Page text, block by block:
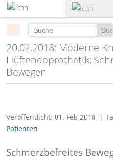
zum
Hauptinhalt
Suchen
20.02.2018: Moderne
Hüftendoprothetik:
Bewegen
Veröffentlicht: 01. Feb 2018 |
Patienten
Schmerzbefreites